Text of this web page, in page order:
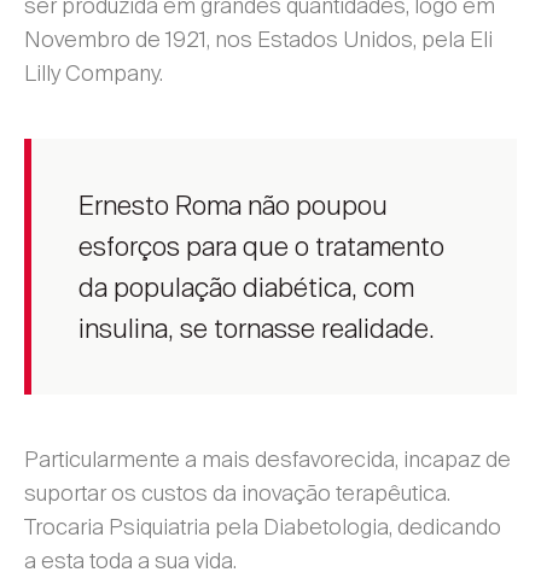
ser produzida em grandes quantidades, logo em
Novembro de 1921, nos Estados Unidos, pela Eli
Lilly Company.
Ernesto Roma não poupou
esforços para que o tratamento
da população diabética, com
insulina, se tornasse realidade.
Particularmente a mais desfavorecida, incapaz de
suportar os custos da inovação terapêutica.
Trocaria Psiquiatria pela Diabetologia, dedicando
a esta toda a sua vida.